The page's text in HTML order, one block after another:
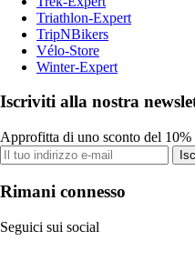
Triathlon-Expert
TripNBikers
Vélo-Store
Winter-Expert
Iscriviti alla nostra
Approfitta di uno sconto del
Rimani connesso
Seguici sui social